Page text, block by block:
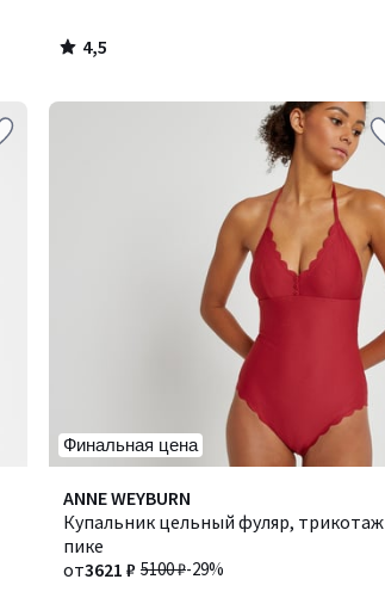
4,5
/
Финальная цена
ANNE WEYBURN
Купальник цельный фуляр, трикотаж
пике
5100 ₽-29%
от3621 ₽
4
/
5
Количество
цветов:
3